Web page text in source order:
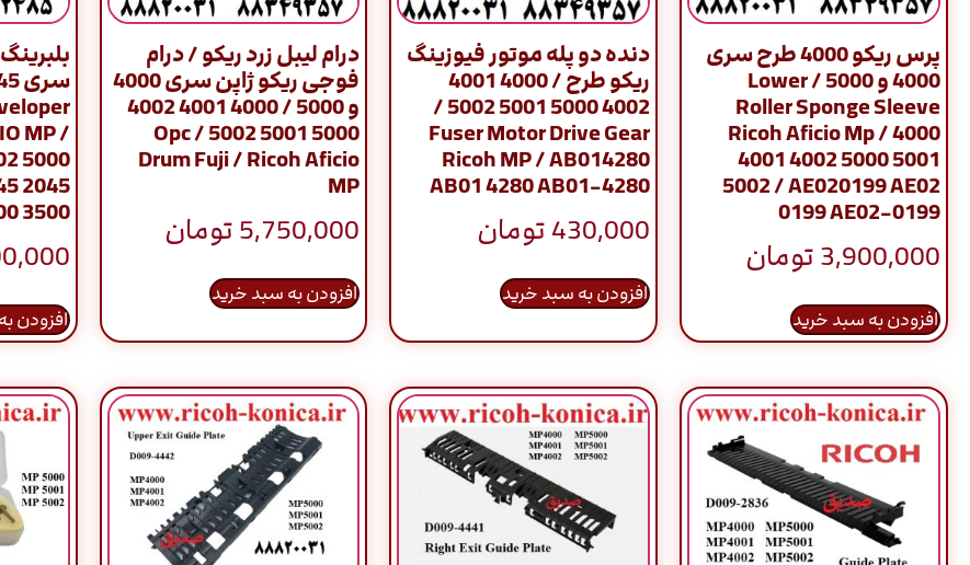
پرس ریکو 4000 طرح سری
4000 و 5000 / Lower
Roller Sponge Sleeve
Ricoh Aficio Mp / 4000
4001 4002 5000 5001
5002 / AE020199 AE02
0199 AE02-0199
3,900,000تومان
افزودن به سبد خرید
دنده دو پله موتور فیوزینگ
ریکو طرح / 4000 4001
4002 5000 5001 5002 /
Fuser Motor Drive Gear
Ricoh MP / AB014280
AB01 4280 AB01-4280
430,000تومان
افزودن به سبد خرید
درام لیبل زرد ریکو / درام
فوجی ریکو ژاپن سری 4000
و 5000 / 4000 4001 4002
5000 5001 5002 / Opc
Drum Fuji / Ricoh Aficio
MP
5,750,000تومان
افزودن به سبد خرید
MP /
5000
2045
3500
افزودن